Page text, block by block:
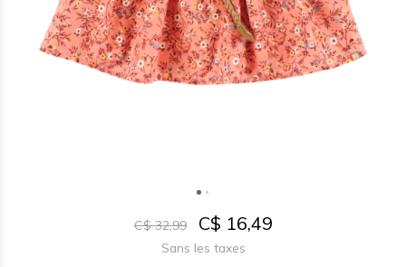
C$ 32,99 C$ 16,49
Sans les taxes